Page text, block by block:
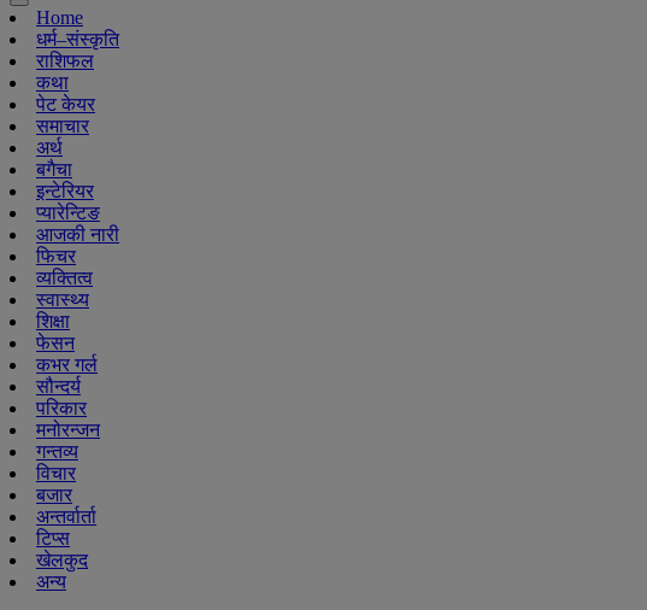
Home
धर्म–संस्कृति
राशिफल
कथा
पेट केयर
समाचार
अर्थ
बगैचा
इन्टेरियर
प्यारेन्टिङ
आजकी नारी
फिचर
व्यक्तित्व
स्वास्थ्य
शिक्षा
फेसन
कभर गर्ल
सौन्दर्य
परिकार
मनोरन्जन
गन्तव्य
विचार
बजार
अन्तर्वार्ता
टिप्स
खेलकुद
अन्य